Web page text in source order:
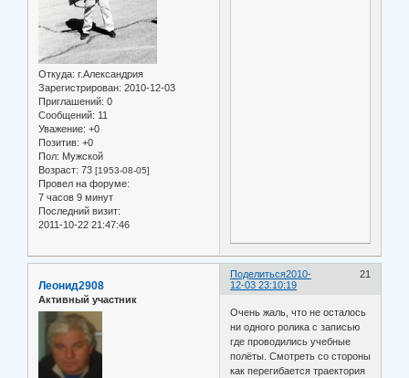
Откуда: г.Александрия
Зарегистрирован: 2010-12-03
Приглашений: 0
Сообщений: 11
Уважение: +0
Позитив: +0
Пол: Мужской
Возраст: 73 [1953-08-05]
Провел на форуме:
7 часов 9 минут
Последний визит:
2011-10-22 21:47:46
Поделиться 21
2010-
12-03 23:10:19
Леонид2908
Активный участник
Очень жаль, что не осталось
ни одного ролика с записью
где проводились учебные
полёты. Смотреть со стороны
как перегибается траектория